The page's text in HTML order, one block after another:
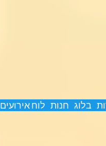
לוח אירועים חנות בלוג